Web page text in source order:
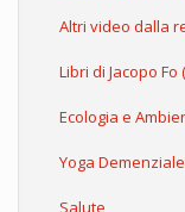
Altri video dalla
Libri di Jacopo Fo
Ecologia e
Yoga Demenziale
Salute